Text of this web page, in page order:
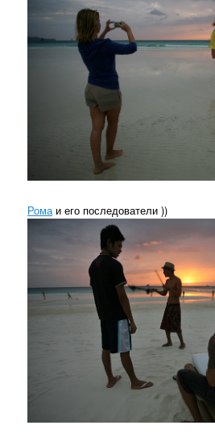
Ромаи его последователи ))